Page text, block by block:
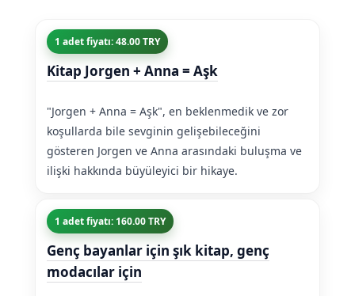
1 adet fiyatı: 48.00 TRY
Kitap Jorgen + Anna = Aşk
"Jorgen + Anna = Aşk", en beklenmedik ve zor
koşullarda bile sevginin gelişebileceğini
gösteren Jorgen ve Anna arasındaki buluşma ve
ilişki hakkında büyüleyici bir hikaye.
1 adet fiyatı: 160.00 TRY
Genç bayanlar için şık kitap, genç
modacılar için